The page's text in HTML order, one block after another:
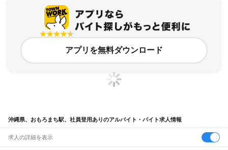
アプリを無料ダウンロード
沖縄県、おもろまち駅、社員登用ありのアルバイト・バイト求人情報
求人の詳細を表示